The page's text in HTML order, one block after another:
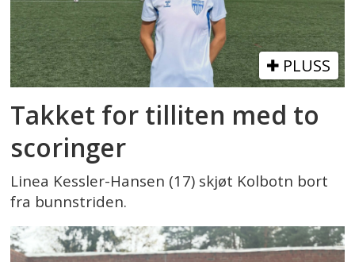
PLUSS
Takket for tilliten med to
scoringer
Linea Kessler-Hansen (17) skjøt Kolbotn bort
fra bunnstriden.